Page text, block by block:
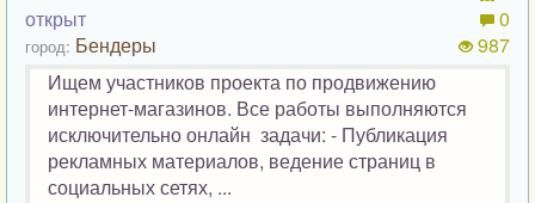
открыт
город: Бендеры
0
987
Ищем участников проекта по продвижению
интернет-магазинов. Все работы выполняются
исключительно онлайн задачи: - Публикация
рекламных материалов, ведение страниц в
социальных сетях, ...